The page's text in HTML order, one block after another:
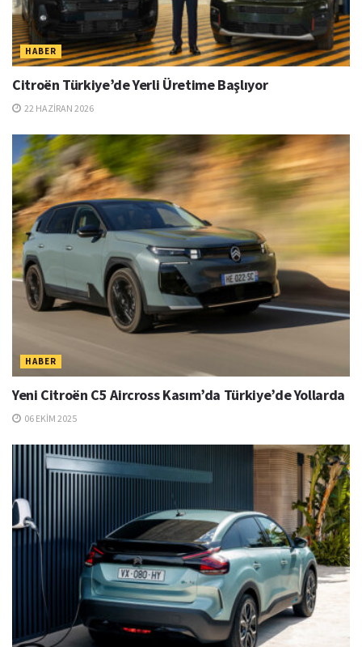
HABER
Citroën Türkiye’de Yerli Üretime Başlıyor
22 HAZIRAN 2026
HABER
Yeni Citroën C5 Aircross Kasım’da Türkiye’de Yollarda
06 EKIM 2025